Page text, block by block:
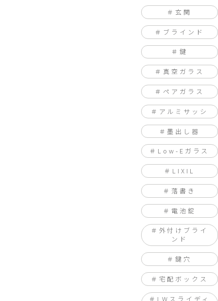
玄関
ブラインド
鍵
真空ガラス
ペアガラス
アルミサッシ
墨出し器
Low-Eガラス
LIXIL
落書き
電池錠
外付けブライ
ンド
鍵穴
宅配ボックス
LWスライディ